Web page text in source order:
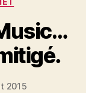
2015